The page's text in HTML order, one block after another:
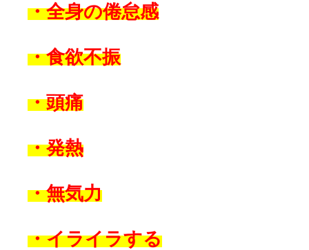
・全身の倦怠感
・食欲不振
・頭痛
・発熱
・無気力
・イライラする